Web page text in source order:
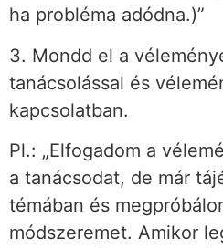
ha probléma adódna.)”
3. Mondd el a
tanácsolással és
kapcsolatban.
Pl.: „Elfogadom a
a tanácsodat, de már
témában és
módszeremet. Amikor